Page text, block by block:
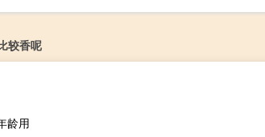
较香呢
龄用